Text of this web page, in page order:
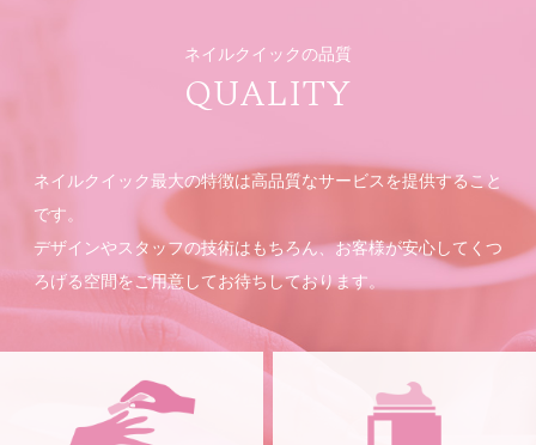
ネイルクイックの品質
QUALITY
ネイルクイック最大の特徴は高品質なサービスを提供すること
です。
デザインやスタッフの技術はもちろん、お客様が安心してくつ
ろげる空間をご用意してお待ちしております。